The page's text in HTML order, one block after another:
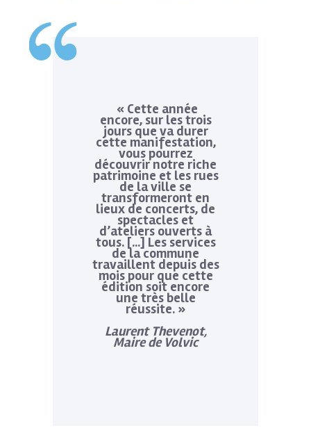
« Cette année
encore, sur les trois
jours que va durer
cette manifestation,
vous pourrez
découvrir notre riche
patrimoine et les rues
de la ville se
transformeront en
lieux de concerts, de
spectacles et
d’ateliers ouverts à
tous. […] Les services
de la commune
travaillent depuis des
mois pour que cette
édition soit encore
une très belle
réussite. »
Laurent Thevenot,
Maire de Volvic